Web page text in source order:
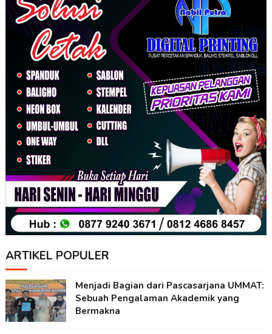
ARTIKEL POPULER
Menjadi Bagian dari Pascasarjana UMMAT:
Sebuah Pengalaman Akademik yang
Bermakna